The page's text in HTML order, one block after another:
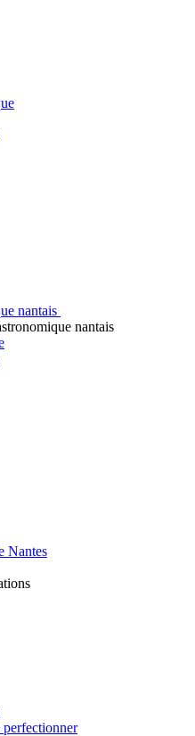
nantais
nantais
Nantes
perfectionner